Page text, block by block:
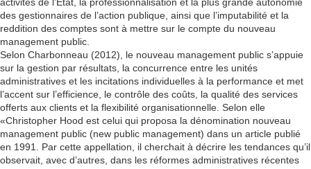
des gestionnaires de l’action publique, ainsi que l’imputabilité et la
reddition des comptes sont à mettre sur le compte du nouveau
management public.
Selon Charbonneau (2012), le nouveau management public s’appuie
sur la gestion par résultats, la concurrence entre les unités
administratives et les incitations individuelles à la performance et met
l’accent sur l’efficience, le contrôle des coûts, la qualité des services
offerts aux clients et la flexibilité organisationnelle. Selon elle
«Christopher Hood est celui qui proposa la dénomination nouveau
management public (new public management) dans un article publié
en 1991. Par cette appellation, il cherchait à décrire les tendances qu’il
observait, avec d’autres, dans les réformes administratives récentes